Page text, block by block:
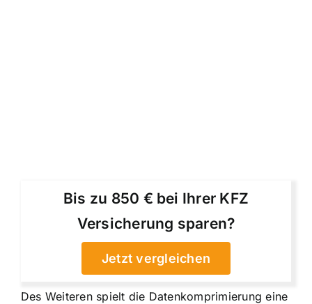
Bis zu 850 € bei Ihrer KFZ
Versicherung sparen?
Jetzt vergleichen
Des Weiteren spielt die Datenkomprimierung eine